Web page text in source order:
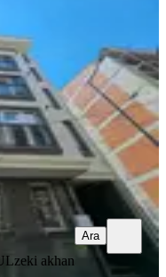
06.08.2026
zeki akhan
Ara